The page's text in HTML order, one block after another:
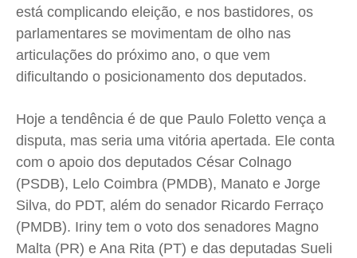
Quem Somos
Expediente
Contato
Termos de Uso
Privacidade
Quem Somos
Expediente
Contato
Termos de Uso
Privacidade
Quem Somos
Expediente
Contato
Termos de Uso
Privacidade
Quem Somos
Expediente
Contato
Termos de Uso
Privacidade
está complicando eleição, e nos bastidores, os
parlamentares se movimentam de olho nas
articulações do próximo ano, o que vem
dificultando o posicionamento dos deputados.
Hoje a tendência é de que Paulo Foletto vença a
disputa, mas seria uma vitória apertada. Ele conta
com o apoio dos deputados César Colnago
(PSDB), Lelo Coimbra (PMDB), Manato e Jorge
Silva, do PDT, além do senador Ricardo Ferraço
(PMDB). Iriny tem o voto dos senadores Magno
Malta (PR) e Ana Rita (PT) e das deputadas Sueli